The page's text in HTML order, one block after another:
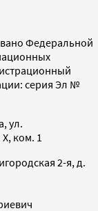
Федеральной
серия Эл №
ул.
ком. 1
2-я, д.